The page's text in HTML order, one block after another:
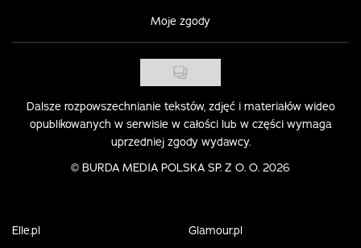
Moje zgody
Dalsze rozpowszechnianie tekstów, zdjęć i materiałów wideo
opublikowanych w serwisie w całości lub w części wymaga
uprzedniej zgody wydawcy.
© BURDA MEDIA POLSKA SP. Z O. O. 2026
Elle.pl
Glamour.pl